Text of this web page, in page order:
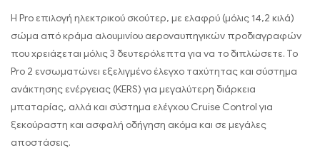
Η Pro επιλογή ηλεκτρικού σκούτερ, με ελαφρύ (μόλις 14,2 κιλά)
σώμα από κράμα αλουμινίου αεροναυπηγικών προδιαγραφών
που χρειάζεται μόλις 3 δευτερόλεπτα για να το διπλώσετε. Το
Pro 2 ενσωματώνει εξελιγμένο έλεγχο ταχύτητας και σύστημα
ανάκτησης ενέργειας (KERS) για μεγαλύτερη διάρκεια
μπαταρίας, αλλά και σύστημα ελέγχου Cruise Control για
ξεκούραστη και ασφαλή οδήγηση ακόμα και σε μεγάλες
αποστάσεις.